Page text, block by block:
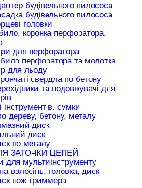
будівельного пилососа
будівельного пилососа
головки
коронка перфоратора,
для перфоратора
перфоратора та молотка
для льоду
свердла по бетону
та подовжувачі для
інструментів, сумки
дереву, бетону, металу
диск
диск
по металу
ЗАТОЧКИ ЦЕПЕЙ
для мультиінструменту
волосінь, головка, диск
нож триммера